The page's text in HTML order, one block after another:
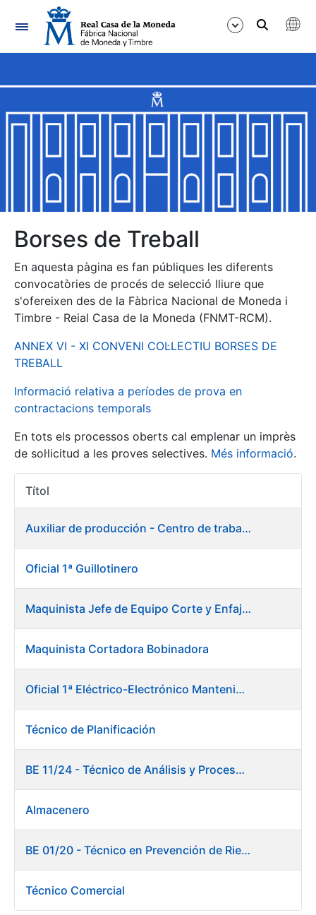
Navegació
Mostra/Amaga
Mostra/Amaga
Mostra/Amaga
Mostra/Amaga
Mostra/Amaga
Mostra/Amaga
Borses de Treball
En aquesta pàgina es fan públiques les diferents
convocatòries de procés de selecció lliure que
s'ofereixen des de la Fàbrica Nacional de Moneda i
Timbre - Reial Casa de la Moneda (FNMT-RCM).
ANNEX VI - XI CONVENI COL·LECTIU BORSES DE
TREBALL
Informació relativa a períodes de prova en
contractacions temporals
En tots els processos oberts cal emplenar un imprès
de sol·licitud a les proves selectives. Més informació.
Títol
Accions
Auxiliar de producción - Centro de trabajo de Burgos
Oficial 1ª Guillotinero
Maquinista Jefe de Equipo Corte y Enfajado
Maquinista Cortadora Bobinadora
Oficial 1ª Eléctrico-Electrónico Mantenimiento Destacado
Técnico de Planificación
BE 11/24 - Técnico de Análisis y Procesos de Laboratorio
Almacenero
BE 01/20 - Técnico en Prevención de Riesgos Laborales
Técnico Comercial